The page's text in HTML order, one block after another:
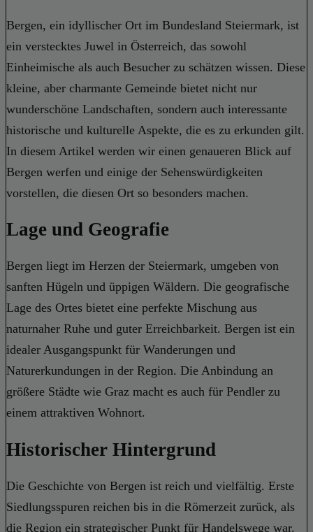
Bergen, ein idyllischer Ort im Bundesland Steiermark, ist
ein verstecktes Juwel in Österreich, das sowohl
Einheimische als auch Besucher zu schätzen wissen. Diese
kleine, aber charmante Gemeinde bietet nicht nur
wunderschöne Landschaften, sondern auch interessante
historische und kulturelle Aspekte, die es zu erkunden gilt.
In diesem Artikel werden wir einen genaueren Blick auf
Bergen werfen und einige der Sehenswürdigkeiten
vorstellen, die diesen Ort so besonders machen.
Lage und Geografie
Bergen liegt im Herzen der Steiermark, umgeben von
sanften Hügeln und üppigen Wäldern. Die geografische
Lage des Ortes bietet eine perfekte Mischung aus
naturnaher Ruhe und guter Erreichbarkeit. Bergen ist ein
idealer Ausgangspunkt für Wanderungen und
Naturerkundungen in der Region. Die Anbindung an
größere Städte wie Graz macht es auch für Pendler zu
einem attraktiven Wohnort.
Historischer Hintergrund
Die Geschichte von Bergen ist reich und vielfältig. Erste
Siedlungsspuren reichen bis in die Römerzeit zurück, als
die Region ein strategischer Punkt für Handelswege war.